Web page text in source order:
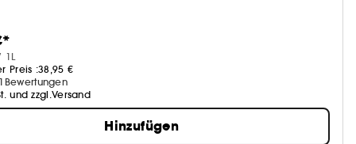
1L
Preis :38,95 €
Bewertungen
und zzgl.Versand
Hinzufügen